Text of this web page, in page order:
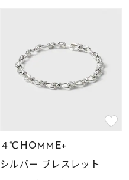
４℃ HOMME+
シルバー ブレスレット